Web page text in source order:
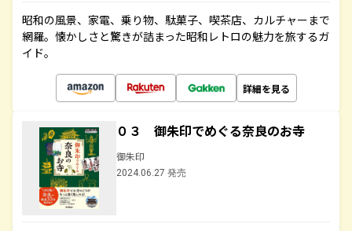
昭和の風景、家電、乗り物、駄菓子、喫茶店、カルチャーまで
網羅。懐かしさと驚きが詰まった昭和レトロの魅力を旅するガ
イド。
詳細を見る
０３ 御朱印でめぐる奈良のお寺
御朱印
2024.06.27 発売